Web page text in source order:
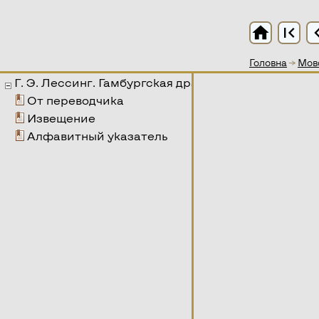
Головна →
home first_page
Г. Э. Лессинг. Гамбургская драматургия
От переводчика
Извещение
Алфавитный указатель